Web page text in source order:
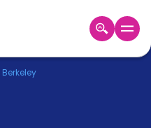
Berkeley